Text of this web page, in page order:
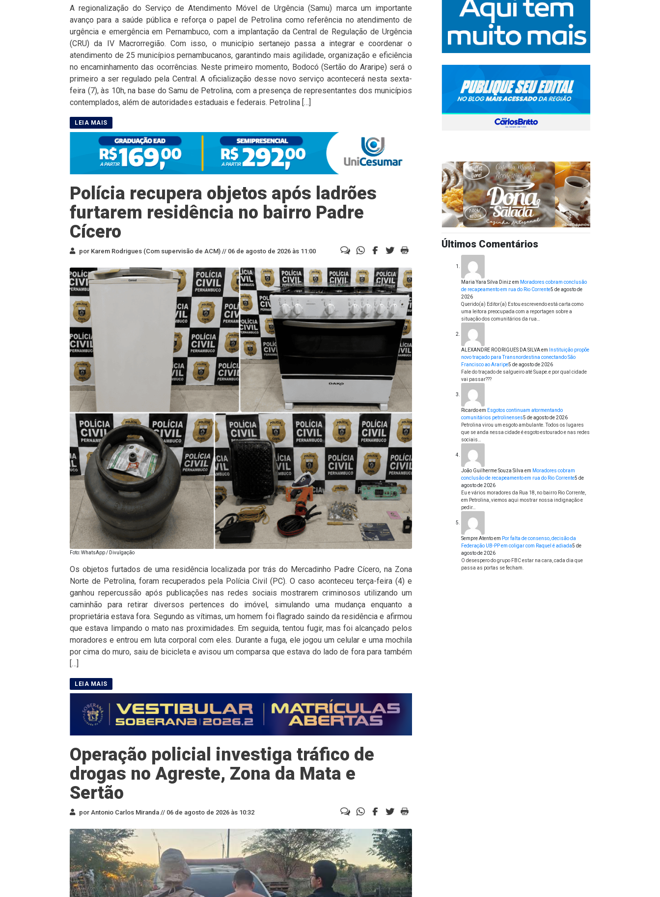
A regionalização do Serviço de Atendimento Móvel de Urgência (Samu) marca um importante
avanço para a saúde pública e reforça o papel de Petrolina como referência no atendimento de
urgência e emergência em Pernambuco, com a implantação da Central de Regulação de Urgência
(CRU) da IV Macrorregião. Com isso, o município sertanejo passa a integrar e coordenar o
atendimento de 25 municípios pernambucanos, garantindo mais agilidade, organização e eficiência
no encaminhamento das ocorrências. Neste primeiro momento, Bodocó (Sertão do Araripe) será o
primeiro a ser regulado pela Central. A oficialização desse novo serviço acontecerá nesta sexta-
feira (7), às 10h, na base do Samu de Petrolina, com a presença de representantes dos municípios
contemplados, além de autoridades estaduais e federais. Petrolina […]
Polícia recupera objetos após ladrões
furtarem residência no bairro Padre
Cícero
por Karem Rodrigues (Com supervisão de ACM) // 06 de agosto de 2026 às 11:00
Foto: WhatsApp / Divulgação
Os objetos furtados de uma residência localizada por trás do Mercadinho Padre Cícero, na Zona
Norte de Petrolina, foram recuperados pela Polícia Civil (PC). O caso aconteceu terça-feira (4) e
ganhou repercussão após publicações nas redes sociais mostrarem criminosos utilizando um
caminhão para retirar diversos pertences do imóvel, simulando uma mudança enquanto a
proprietária estava fora. Segundo as vítimas, um homem foi flagrado saindo da residência e afirmou
que estava limpando o mato nas proximidades. Em seguida, tentou fugir, mas foi alcançado pelos
moradores e entrou em luta corporal com eles. Durante a fuga, ele jogou um celular e uma mochila
por cima do muro, saiu de bicicleta e avisou um comparsa que estava do lado de fora para também
[…]
Operação policial investiga tráfico de
drogas no Agreste, Zona da Mata e
Sertão
por Antonio Carlos Miranda // 06 de agosto de 2026 às 10:32
Últimos Comentários
Maria Yara Silva Diniz em Moradores cobram conclusão
de recapeamento em rua do Rio Corrente5 de agosto de
2026
Querido(a) Editor(a) Estou escrevendo está carta como
uma leitora preocupada com a reportagen sobre a
situação dos comunitários da rua…
ALEXANDRE RODRIGUES DA SILVAem
Instituição propõe
novo traçado para Transnordestina conectando São
Francisco ao Araripe5 de agosto de 2026
Fale do traçado de salgueiro até Suape.e por qual cidade
vai passar???
Ricardoem Esgotos continuam atormentando
comunitários petrolinenses5 de agosto de 2026
Petrolina virou um esgoto ambulante. Todos os lugares
que se anda nessa cidade é esgoto estourado e nas redes
sociais…
João Guilherme Souza Silva em Moradores cobram
conclusão de recapeamento em rua do Rio Corrente5 de
agosto de 2026
Eu e vários moradores da Rua 18, no bairro Rio Corrente,
em Petrolina, viemos aqui mostrar nossa indignação e
pedir…
Sempre Atentoem Por falta de consenso, decisão da
Federação UB-PP em coligar com Raquel é adiada5 de
agosto de 2026
O desespero do grupo FBC estar na cara, cada dia que
passa as portas se fecham.